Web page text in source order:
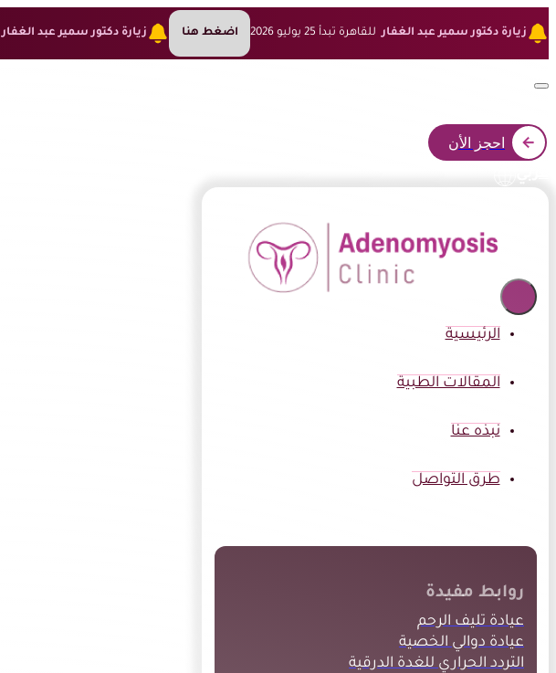
زيارة دكتور سمير عبد الغفار للقاهرة تبدأ 25 يوليو 2026 اضغط هنا زيارة دكتور سمير عبد الغفار
احجز الأن
الرئيسية
المقالات الطبية
نبذه عنا
طرق التواصل
روابط مفيدة
عيادة تليف الرحم
عيادة دوالي الخصية
التردد الحراري للغدة الدرقية